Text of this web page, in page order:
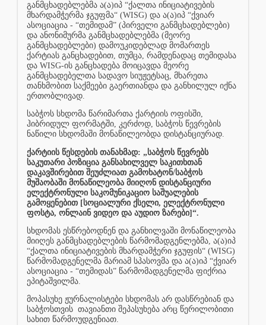
განმცხადებლებმა ა(ა)იპ “ქალთა ინიციატივების
მხარდამჭერმა ჯგუფმა“ (WISG) და ა(ა)იპ “ქვიარ
ასოციაცია - “თემიდამ” (პირველი განმცხადებლები)
და ანონიმურმა განმცხადებლებმა (მეორე
განმცხადებლები) დამოუკიდებლად მომართეს
ქარტიას განცხადებით, თუმცა, რამდენადაც თემიდასა
და WISG-ის განცხადება მოიცავდა მეორე
განმცხადებელთა სადავო სიუჟეტსაც, მხარეთა
თანხმობით საქმეები გაერთიანდა და განხილულ იქნა
ერთობლივად.
საბჭოს სხდომა წარიმართა ქარტიის ოფისში,
ჰიბრიდულ ფორმატში, კერძოდ, საბჭოს წევრების
ნაწილი სხდომაში მონაწილეობდა დისტანციურად.
ქარტიის წესდების თანახმად: „საბჭოს წევრებს
საკუთარი პოზიცია განსახილველ საკითხთან
დაკავშირებით შეუძლიათ გამოხატონ/საბჭოს
მუშაობაში მონაწილეობა მიიღონ დისტანციური
ელექტრონული საკომუნიკაციო საშუალების
გამოყენებით [სოციალური ქსელი, ელექტრონული
ფოსტა, ონლაინ ვიდეო და აუდიო ზარები]“.
სხდომას ესწრებოდნენ და განხილვაში მონაწილეობა
მიიღეს განმცხადებლების წარმომადგენლებმა, ა(ა)იპ
“ქალთა ინიციატივების მხარდამჭერი ჯგუფის“ (WISG)
წარმომადგენელმა მარიამ სპასოვმა და ა(ა)იპ “ქვიარ
ასოციაცია - “თემიდას” წარმომადგენელმა ფიქრია
ეპიტაშვილმა.
მოპასუხე ჟურნალისტები სხდომას არ დასწრებიან და
საბჭოსთვის თავიანთი შეპასუხება არც წერილობითი
სახით წარმოუდგენიათ.